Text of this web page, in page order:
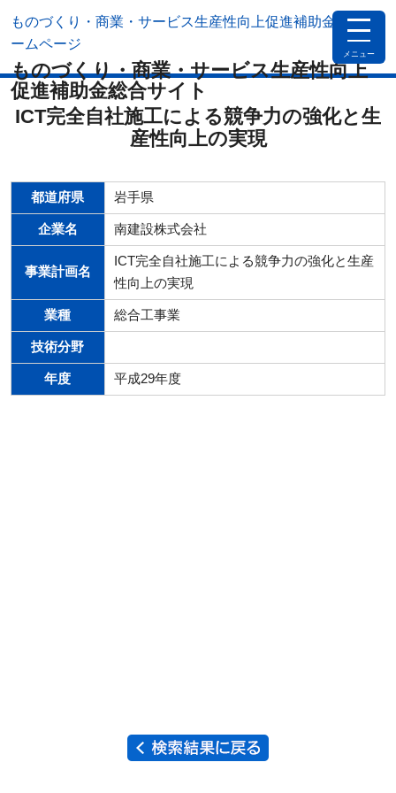
ものづくり・商業・サービス生産性向上促進補助金公式ホ
ームページ
ものづくり・商業・サービス生産性向上
促進補助金総合サイト
toggle
メニュー
ICT完全自社施工による競争力の強化と生
産性向上の実現
都道府県 岩手県
企業名 南建設株式会社
事業計画名
ICT完全自社施工による競争力の強化と生産
性向上の実現
業種 総合工事業
技術分野
年度 平成29年度